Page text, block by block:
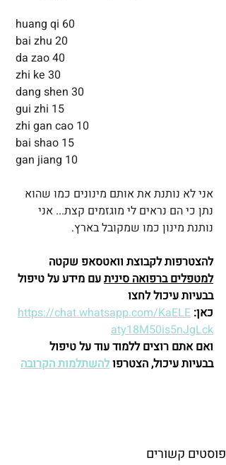
huang qi 60
bai zhu 20
da zao 40
zhi ke 30
dang shen 30
gui zhi 15
zhi gan cao 10
bai shao 15
gan jiang 10
אני לא נותנת את אותם מינונים כמו שהוא
נתן כי הם נראים לי מוגזמים קצת... אני
נותנת מינון כמו שמקובל בארץ.
להצטרפות לקבוצת וואטסאפ שקטה
למטפלים ברפואה סינית עם מידע על טיפול
בבעיות עיכול לחצו
כאן: https://chat.whatsapp.com/KaELE
aty18M50is5nJgLck
ואם אתם רוצים ללמוד עוד על טיפול
בבעיות עיכול, הצטרפו להשתלמות הקרובה
פוסטים קשורים